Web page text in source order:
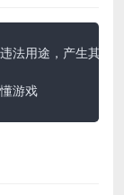
法用途，产生其他
游戏